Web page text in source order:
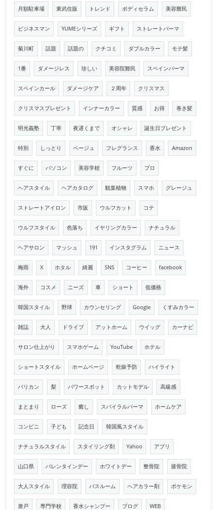
月額駐車場 東武住販 トレンド ボディセラム 美容難民
ビジネスマン YUMEシリーズ ギフト ストレートパーマ
菊川町 話題 話題の クチコミ ダブルカラー モテ髪
1番 ダメージレス 珍しい 美容院難民 スペインパーマ
スペインカール ダメージケア ２周年 クリスマス
クリスマスプレゼント インナーカラー 質感 お得 巻き髪
明光義塾 丁寧 夜遅くまで オシャレ 誕生日プレゼント
特別 しっとり ベージュ フレグランス 香水 Amazon
すぐに パソコン 美容学校 フルーツ プロ
ヘアスタイル ヘアカタログ 観葉植物 スマホ グレージュ
ストレートアイロン 市販 ウルフカット コテ
ウルフスタイル 色落ち イヤリングカラー ナチュラル
ヘアサロン マッシュ 191 インスタグラム ニュース
梅雨 X ホタル 綺麗 SNS コーヒー facebook
海外 コスメ ニーズ 車 ショート 低価格
韓国スタイル 野球 カウンセリング Google くすみカラー
雑誌 大人 ドライブ アットホーム ウイッグ カーナビ
サロン仕上がり スマホゲーム YouTube ホテル
ショートスタイル ホームページ 乾燥予防 ハイライト
バリカン 梨 パワースポット カットモデル 高級感
まとまり ローズ 癒し スパイラルパーマ ホームケア
コンビニ 子ども 記念日 韓国風スタイル
ナチュラルスタイル スタイリング剤 Yahoo アプリ
山口県 バレンタインデー ホワイトデー 整骨院 接骨院
大人スタイル 理容院 バスルーム ヘアカラー剤 ポケモン
唐戸 専門学校 香水シャンプー ブログ WEB